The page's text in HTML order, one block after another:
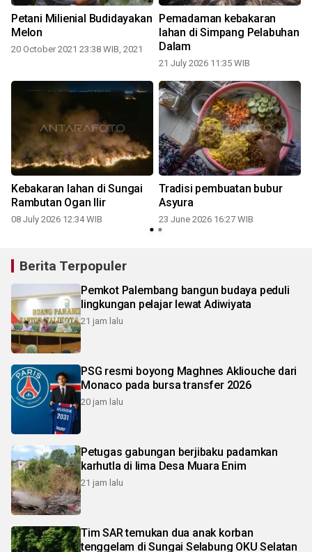
Petani Milienial Budidayakan
Melon
20 October 2021 23:38 WIB, 2021
Pemadaman kebakaran
lahan di Simpang Pelabuhan
Dalam
21 July 2026 11:35 WIB
Kebakaran lahan di Sungai
Rambutan Ogan Ilir
08 July 2026 12:34 WIB
Tradisi pembuatan bubur
Asyura
23 June 2026 16:27 WIB
Berita Terpopuler
Pemkot Palembang bangun budaya peduli
lingkungan pelajar lewat Adiwiyata
21 jam lalu
PSG resmi boyong Maghnes Akliouche dari
Monaco pada bursa transfer 2026
20 jam lalu
Petugas gabungan berjibaku padamkan
karhutla di lima Desa Muara Enim
21 jam lalu
Tim SAR temukan dua anak korban
tenggelam di Sungai Selabung OKU Selatan